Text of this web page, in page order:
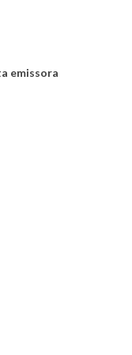
emissora